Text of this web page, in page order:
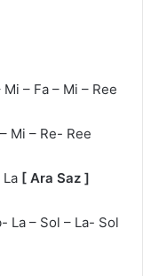
– Fa – Mi – Ree
Mi – Re- Ree
La [ Ara Saz ]
La – Sol – La- Sol